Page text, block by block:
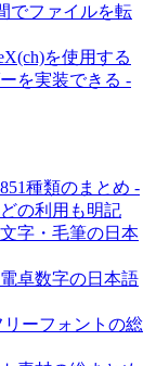
でファイルを転
を使用する
を実装できる -
種類のまとめ -
の利用も明記
字・毛筆の日本
卓数字の日本語
ーフォントの総